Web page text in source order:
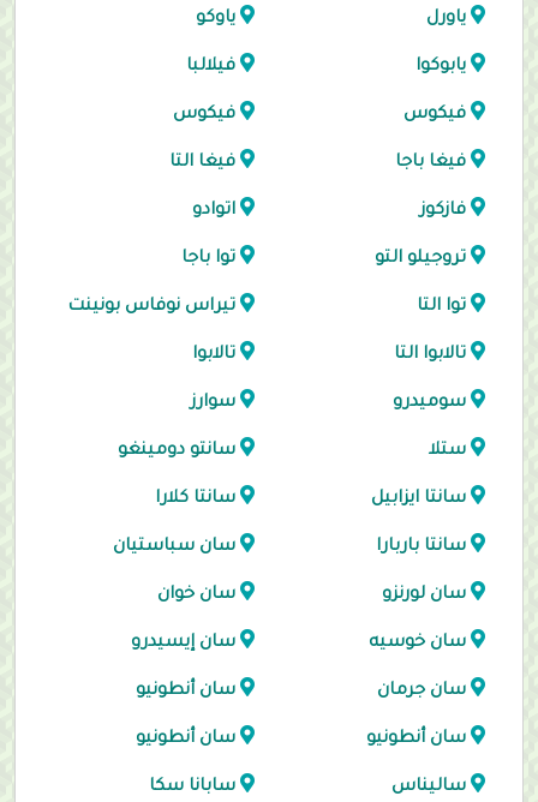
ياورل ياوكو
يابوكوا فيلالبا
فيكوس فيكوس
فيغا باجا فيغا التا
فازكوز اتوادو
تروجيلو التو توا باجا
توا التا تيراس نوفاس بونينت
تالابوا التا تالابوا
سوميدرو سوارز
ستلا سانتو دومينغو
سانتا ايزابيل سانتا كلارا
سانتا باربارا سان سباستيان
سان لورنزو سان خوان
سان خوسيه سان إيسيدرو
سان جرمان سان أنطونيو
سان أنطونيو سان أنطونيو
ساليناس سابانا سكا